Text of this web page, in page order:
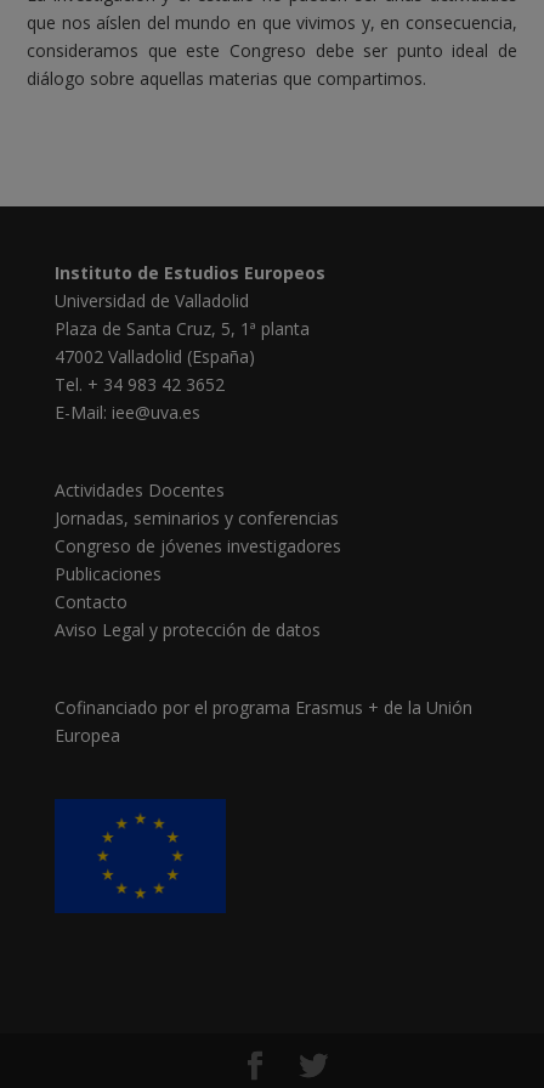
que nos aíslen del mundo en que vivimos y, en consecuencia,
consideramos que este Congreso debe ser punto ideal de
diálogo sobre aquellas materias que compartimos.
Instituto de Estudios Europeos
Universidad de Valladolid
Plaza de Santa Cruz, 5, 1ª planta
47002 Valladolid (España)
Tel. + 34 983 42 3652
E-Mail: iee@uva.es
Actividades Docentes
Jornadas, seminarios y conferencias
Congreso de jóvenes investigadores
Publicaciones
Contacto
Aviso Legal y protección de datos
Cofinanciado por el programa Erasmus + de la Unión
Europea